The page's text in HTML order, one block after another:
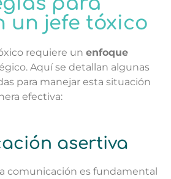
un jefe tóxico
requiere un enfoque
Aquí se detallan algunas
para manejar esta situación
efectiva:
asertiva
comunicación es fundamental